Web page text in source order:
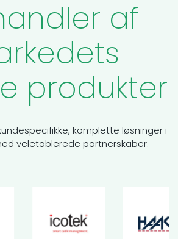
af
produkter
komplette løsninger i
veletablerede partnerskaber.